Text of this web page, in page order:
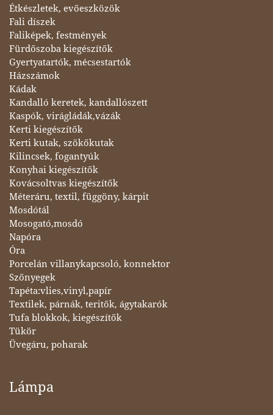
Étkészletek, evőeszközök
Fali díszek
Faliképek, festmények
Fürdőszoba kiegészítők
Gyertyatartók, mécsestartók
Házszámok
Kádak
Kandalló keretek, kandallószett
Kaspók, virágládák,vázák
Kerti kiegészítők
Kerti kutak, szökőkutak
Kilincsek, fogantyúk
Konyhai kiegészítők
Kovácsoltvas kiegészítők
Méteráru, textil, függöny, kárpit
Mosdótál
Mosogató,mosdó
Napóra
Óra
Porcelán villanykapcsoló, konnektor
Szőnyegek
Tapéta:vlies,vinyl,papír
Textilek, párnák, teritők, ágytakarók
Tufa blokkok, kiegészítők
Tükör
Üvegáru, poharak
Lámpa